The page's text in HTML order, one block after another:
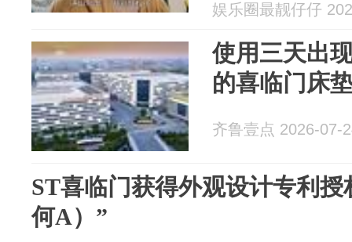
娱乐圈最靓仔仔
使用三天出
的喜临门床
齐鲁壹点 2026-07-
ST喜临门获得外观设计专利
何A）”